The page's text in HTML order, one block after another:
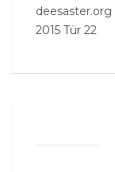
deesaster.org
2015 Tür 22